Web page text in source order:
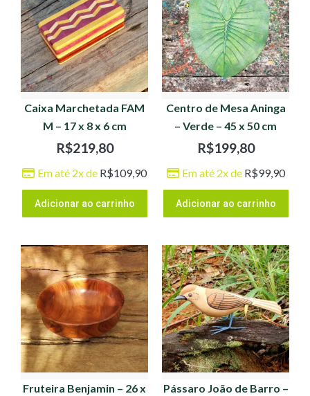
Caixa Marchetada FAM
M – 17 x 8 x 6 cm
R$219,80
Em até 2x de R$109,90
Adicionar ao carrinho
Centro de Mesa Aninga
– Verde – 45 x 50 cm
R$199,80
Em até 2x de R$99,90
Adicionar ao carrinho
Fruteira Benjamin – 26 x
Pássaro João de Barro –